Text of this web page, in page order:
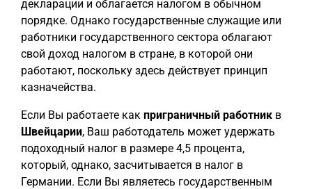
декларации и облагается налогом в обычном
порядке. Однако государственные служащие или
работники государственного сектора облагают
свой доход налогом в стране, в которой они
работают, поскольку здесь действует принцип
казначейства.
Если Вы работаете как приграничный работник в
Швейцарии, Ваш работодатель может удержать
подоходный налог в размере 4,5 процента,
который, однако, засчитывается в налог в
Германии. Если Вы являетесь государственным